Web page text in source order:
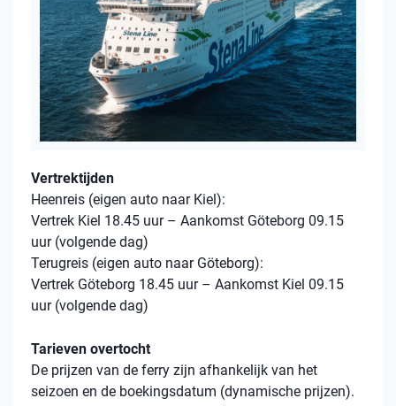
Vertrektijden
Heenreis (eigen auto naar Kiel):
Vertrek Kiel 18.45 uur – Aankomst Göteborg 09.15
uur (volgende dag)
Terugreis (eigen auto naar Göteborg):
Vertrek Göteborg 18.45 uur – Aankomst Kiel 09.15
uur (volgende dag)
Tarieven overtocht
De prijzen van de ferry zijn afhankelijk van het
seizoen en de boekingsdatum (dynamische prijzen).